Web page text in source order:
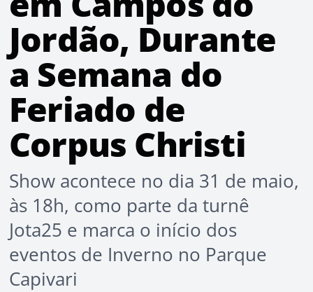
Jordão, Durante
a Semana do
Feriado de
Corpus Christi
Show acontece no dia 31 de maio,
às 18h, como parte da turnê
Jota25 e marca o início dos
eventos de Inverno no Parque
Capivari